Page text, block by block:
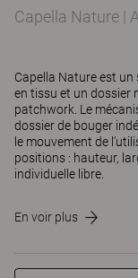
Capella Nature |
Capella Nature est
en tissu et un dossier
patchwork. Le
dossier de bouger
le mouvement de
positions : hauteur,
individuelle libre.
En voir plus